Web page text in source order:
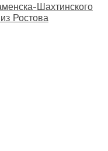
Шахтинского
Ростова